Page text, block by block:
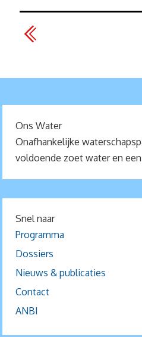
Ons Water
Onafhankelijke
voldoende zoet water en
Snel naar
Programma
Dossiers
Nieuws & publicaties
Contact
ANBI